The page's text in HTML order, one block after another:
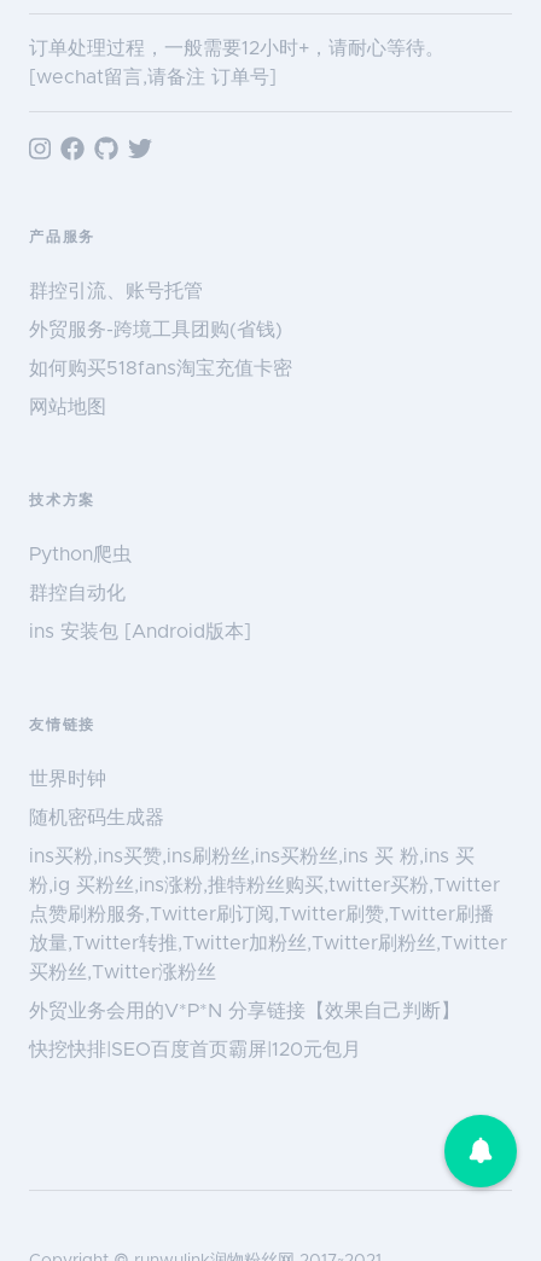
订单处理过程，一般需要12小时+，请耐心等待。
[wechat留言,请备注 订单号]
产品服务
群控引流、账号托管
外贸服务-跨境工具团购(省钱)
如何购买518fans淘宝充值卡密
网站地图
技术方案
Python爬虫
群控自动化
ins 安装包 [Android版本]
友情链接
世界时钟
随机密码生成器
ins买粉,ins买赞,ins刷粉丝,ins买粉丝,ins 买 粉,ins 买
粉,ig 买粉丝,ins涨粉,推特粉丝购买,twitter买粉,Twitter
点赞刷粉服务,Twitter刷订阅,Twitter刷赞,Twitter刷播
放量,Twitter转推,Twitter加粉丝,Twitter刷粉丝,Twitter
买粉丝,Twitter涨粉丝
外贸业务会用的V*P*N 分享链接【效果自己判断】
快挖快排|SEO百度首页霸屏|120元包月